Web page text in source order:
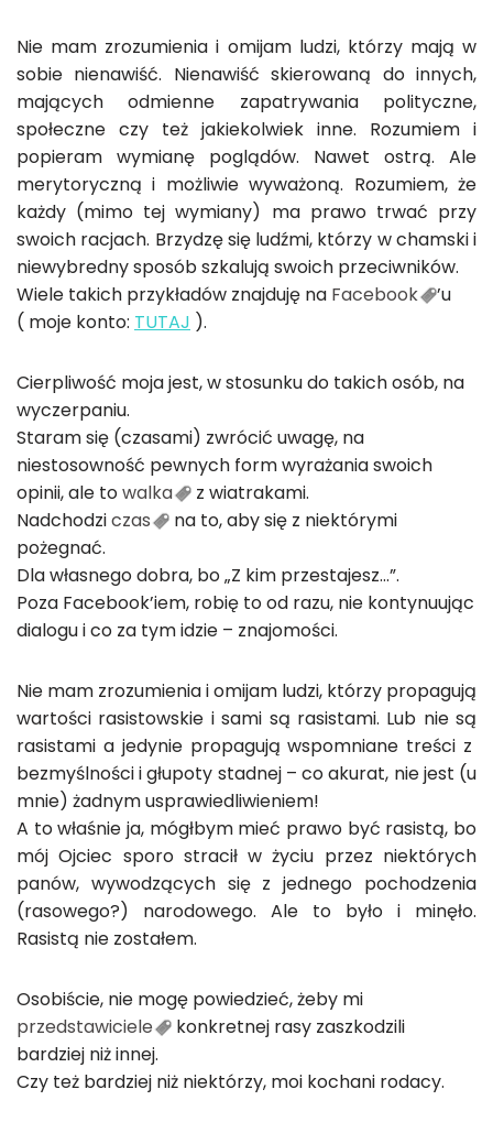
Nie mam zrozumienia i omijam ludzi, którzy mają w
sobie nienawiść. Nienawiść skierowaną do innych,
mających odmienne zapatrywania polityczne,
społeczne czy też jakiekolwiek inne. Rozumiem i
popieram wymianę poglądów. Nawet ostrą. Ale
merytoryczną i możliwie wyważoną. Rozumiem, że
każdy (mimo tej wymiany) ma prawo trwać przy
swoich racjach. Brzydzę się ludźmi, którzy w chamski i
niewybredny sposób szkalują swoich przeciwników.
Wiele takich przykładów znajduję na Facebook
’u
( moje konto: TUTAJ ).
Cierpliwość moja jest, w stosunku do takich osób, na
wyczerpaniu.
Staram się (czasami) zwrócić uwagę, na
niestosowność pewnych form wyrażania swoich
opinii, ale towalka
z wiatrakami.
Nadchodziczas
na to, aby się z niektórymi
pożegnać.
Dla własnego dobra, bo „Z kim przestajesz…”.
Poza Facebook’iem, robię to od razu, nie kontynuując
dialogu i co za tym idzie – znajomości.
Nie mam zrozumienia i omijam ludzi, którzy propagują
wartości rasistowskie i sami są rasistami. Lub nie są
rasistami a jedynie propagują wspomniane treści z
bezmyślności i głupoty stadnej – co akurat, nie jest (u
mnie) żadnym usprawiedliwieniem!
A to właśnie ja, mógłbym mieć prawo być rasistą, bo
mój Ojciec sporo stracił w życiu przez niektórych
panów, wywodzących się z jednego pochodzenia
(rasowego?) narodowego. Ale to było i minęło.
Rasistą nie zostałem.
Osobiście, nie mogę powiedzieć, żeby mi
przedstawiciele
konkretnej rasy zaszkodzili
bardziej niż innej.
Czy też bardziej niż niektórzy, moi kochani rodacy.